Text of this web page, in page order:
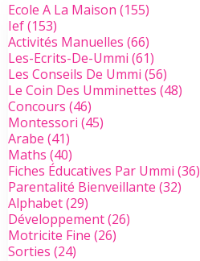
Ecole A La Maison (155)
Ief(153)
Activités Manuelles (66)
Les-Ecrits-De-Ummi (61)
Les Conseils De Ummi (56)
Le Coin Des Umminettes (48)
Concours (46)
Montessori (45)
Arabe (41)
Maths (40)
Fiches Éducatives Par Ummi (36)
Parentalité Bienveillante (32)
Alphabet(29)
Développement(26)
Motricite Fine (26)
Sorties (24)